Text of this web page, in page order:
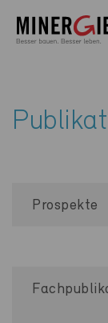
Prospekte